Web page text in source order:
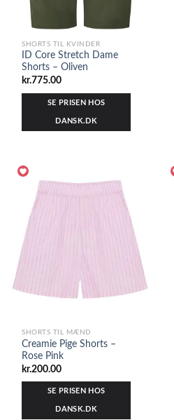
SHORTS TIL KVINDER
ID Core Stretch Dame
Shorts – Oliven
kr.775.00
SE PRISEN HOS
DANSK.DK
SHORTS TIL MÆND
Creamie Pige Shorts –
Rose Pink
kr.200.00
SE PRISEN HOS
DANSK.DK